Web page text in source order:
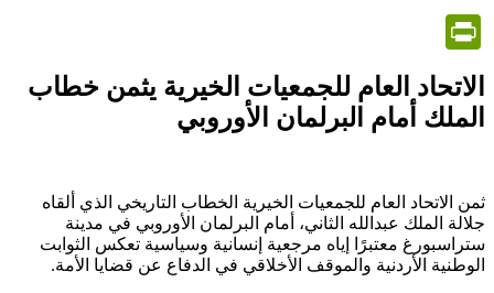
الاتحاد العام للجمعيات الخيرية يثمن خطاب
الملك أمام البرلمان الأوروبي
ثمن الاتحاد العام للجمعيات الخيرية الخطاب التاريخي الذي ألقاه
جلالة الملك عبدالله الثاني، أمام البرلمان الأوروبي في مدينة
ستراسبورغ معتبرًا إياه مرجعية إنسانية وسياسية تعكس الثوابت
الوطنية الأردنية والموقف الأخلاقي في الدفاع عن قضايا الأمة.